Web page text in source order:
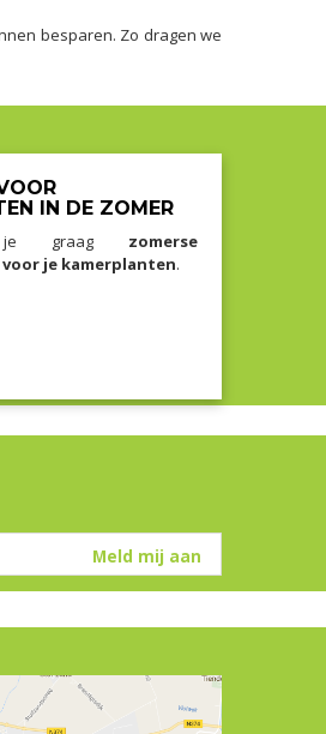
besparen. Zo dragen we
IN DE ZOMER
je graag zomerse
je kamerplanten.